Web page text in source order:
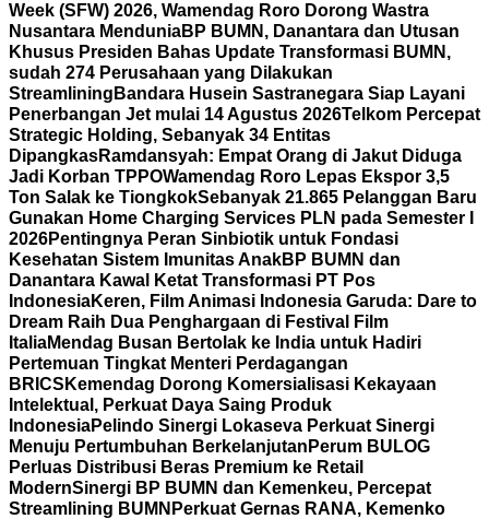
Week (SFW) 2026, Wamendag Roro Dorong Wastra
Nusantara MenduniaBP BUMN, Danantara dan Utusan
Khusus Presiden Bahas Update Transformasi BUMN,
sudah 274 Perusahaan yang Dilakukan
Streamlining Bandara Husein Sastranegara Siap Layani
Penerbangan Jet mulai 14 Agustus 2026Telkom Percepat
Strategic Holding, Sebanyak 34 Entitas
DipangkasRamdansyah: Empat Orang di Jakut Diduga
Jadi Korban TPPOWamendag Roro Lepas Ekspor 3,5
Ton Salak ke TiongkokSebanyak 21.865 Pelanggan Baru
Gunakan Home Charging Services PLN pada Semester I
2026Pentingnya Peran Sinbiotik untuk Fondasi
Kesehatan Sistem Imunitas AnakBP BUMN dan
Danantara Kawal Ketat Transformasi PT Pos
IndonesiaKeren, Film Animasi Indonesia Garuda: Dare to
Dream Raih Dua Penghargaan di Festival Film
ItaliaMendag Busan Bertolak ke India untuk Hadiri
Pertemuan Tingkat Menteri Perdagangan
BRICS Kemendag Dorong Komersialisasi Kekayaan
Intelektual, Perkuat Daya Saing Produk
IndonesiaPelindo Sinergi Lokaseva Perkuat Sinergi
Menuju Pertumbuhan Berkelanjutan Perum BULOG
Perluas Distribusi Beras Premium ke Retail
ModernSinergi BP BUMN dan Kemenkeu, Percepat
Streamlining BUMN Perkuat Gernas RANA, Kemenko